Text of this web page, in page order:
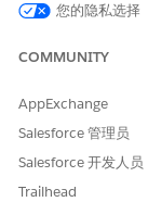
情况：Maria 搬
瑪麗亞:我搬
前的分机
您的隐私选择
COMMUNITY
AppExchange
Salesforce 管理员
Salesforce 开发人员
Trailhead